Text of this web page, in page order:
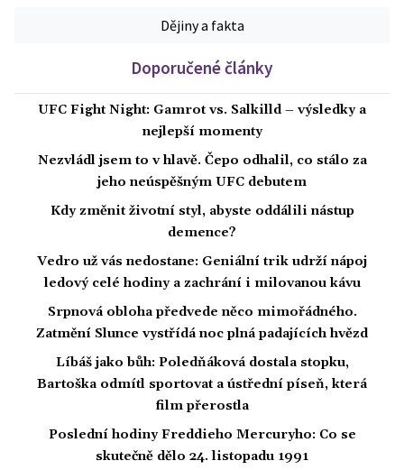
Dějiny a fakta
Doporučené články
UFC Fight Night: Gamrot vs. Salkilld – výsledky a
nejlepší momenty
Nezvládl jsem to v hlavě. Čepo odhalil, co stálo za
jeho neúspěšným UFC debutem
Kdy změnit životní styl, abyste oddálili nástup
demence?
Vedro už vás nedostane: Geniální trik udrží nápoj
ledový celé hodiny a zachrání i milovanou kávu
Srpnová obloha předvede něco mimořádného.
Zatmění Slunce vystřídá noc plná padajících hvězd
Líbáš jako bůh: Poledňáková dostala stopku,
Bartoška odmítl sportovat a ústřední píseň, která
film přerostla
Poslední hodiny Freddieho Mercuryho: Co se
skutečně dělo 24. listopadu 1991